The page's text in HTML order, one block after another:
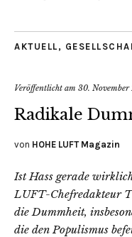
AKTUELL ,
Veröffentlicht am 30. November
Radikale
von HOHE LUFT Magazin
Ist Hass gerade
LUFT-Chefredakteur
die Dummheit,
die den Populismus